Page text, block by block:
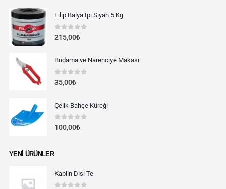
Filip Balya İpi Siyah 5 Kg
0out of 5
215,00₺
Budama ve Narenciye Makası
0out of 5
35,00₺
Çelik Bahçe Küreği
0 out of 5
100,00₺
YENI ÜRÜNLER
Kablin Dişi Te